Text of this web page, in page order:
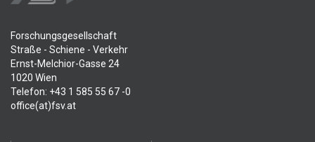
Forschungsgesellschaft
Straße - Schiene - Verkehr
Ernst-Melchior-Gasse 24
1020 Wien
Telefon: +43 1 585 55 67 -0
office(at)fsv.at